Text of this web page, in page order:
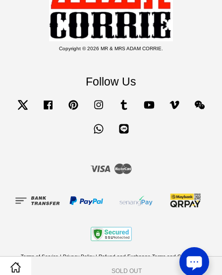
SOLD OUT
Copyright © 2026 MR & MRS ADAM CORRIE.
Follow Us
Twitter Facebook Pinterest Instagram Tumblr YouTube Vimeo
Whatsapp
Visa
Terms of Service|Privacy Policy|Refund and Exchange Terms and Conditions
Share on Twitter